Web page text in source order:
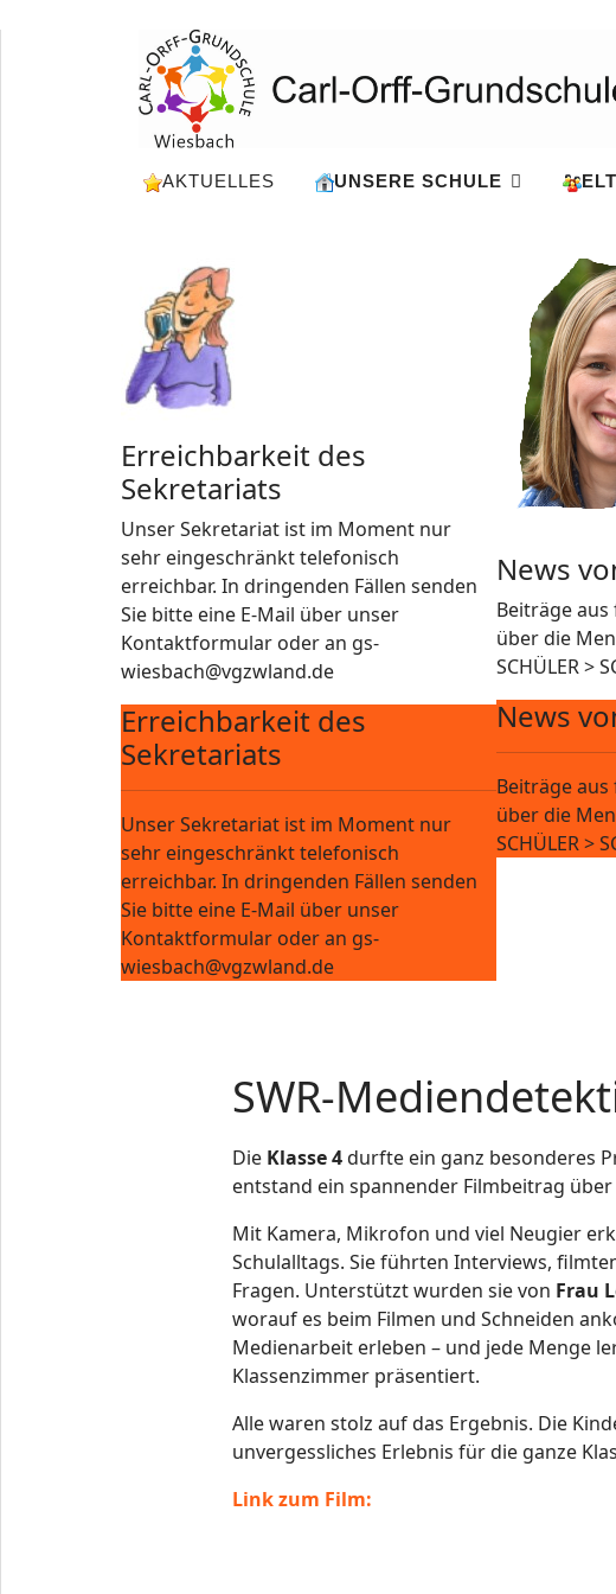
AKTUELLES UNSERE SCHULE
Erreichbarkeit des
Sekretariats
Unser Sekretariat ist im Moment nur
sehr eingeschränkt telefonisch
erreichbar. In dringenden Fällen senden
Sie bitte eine E-Mail über unser
Kontaktformular oder an gs-
wiesbach@vgzwland.de
Erreichbarkeit des
Sekretariats
Unser Sekretariat ist im Moment nur
sehr eingeschränkt telefonisch
erreichbar. In dringenden Fällen senden
Sie bitte eine E-Mail über unser
Kontaktformular oder an gs-
wiesbach@vgzwland.de
News
Beiträge
über die
SCHÜLER >
News
Beiträge
über die
SCHÜLER >
SWR-
Die Klasse 4durfte ein ganz besonderes
entstand ein spannender Filmbeitrag über
Mit Kamera, Mikrofon und viel Neugier
Schulalltags. Sie führten Interviews,
Fragen. Unterstützt wurden sie von Frau
worauf es beim Filmen und Schneiden
Medienarbeit erleben – und jede Menge
Klassenzimmer präsentiert.
Alle waren stolz auf das Ergebnis. Die
unvergessliches Erlebnis für die ganze
Link zum Film: